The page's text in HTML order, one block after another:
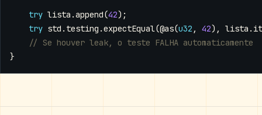
try lista .append(42);
try std . testing .expectEqual(@as(u32 , 42), lista .
}